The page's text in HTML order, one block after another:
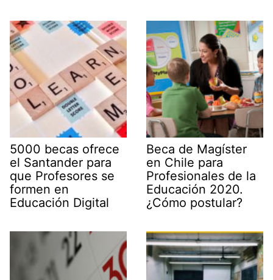
5000 becas ofrece
el Santander para
que Profesores se
formen en
Educación Digital
Beca de Magíster
en Chile para
Profesionales de la
Educación 2020.
¿Cómo postular?